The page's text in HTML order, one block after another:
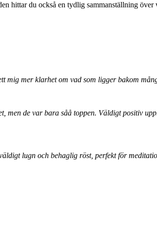
hittar du också en tydlig sammanställning
mer klarhet om vad som ligger bakom
de var bara såå toppen. Väldigt positiv
lugn och behaglig röst, perfekt för